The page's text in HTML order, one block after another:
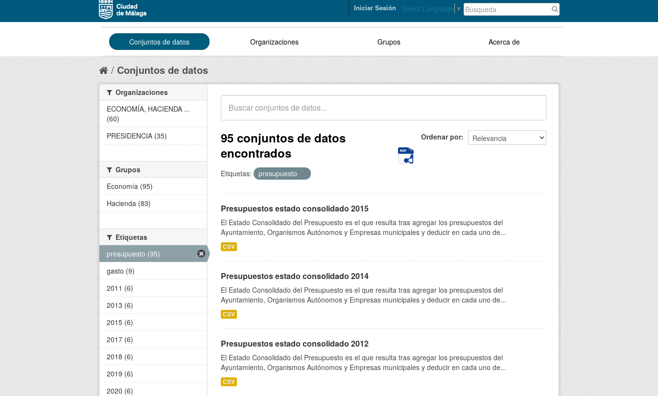
Select Language ▼
Iniciar Sesión
Conjuntos de datos Organizaciones Grupos Acerca de
Conjuntos de datos
Ordenar por
95 conjuntos de datos
encontrados
Etiquetas: presupuesto
Presupuestos estado consolidado 2015
El Estado Consolidado del Presupuesto es el que resulta tras agregar los presupuestos del
Ayuntamiento, Organismos Autónomos y Empresas municipales y deducir en cada uno de...
CSV
Presupuestos estado consolidado 2014
El Estado Consolidado del Presupuesto es el que resulta tras agregar los presupuestos del
Ayuntamiento, Organismos Autónomos y Empresas municipales y deducir en cada uno de...
CSV
Presupuestos estado consolidado 2012
El Estado Consolidado del Presupuesto es el que resulta tras agregar los presupuestos del
Ayuntamiento, Organismos Autónomos y Empresas municipales y deducir en cada uno de...
CSV
Organizaciones
ECONOMÍA, HACIENDA ...
(60)
PRESIDENCIA (35)
Grupos
Economía (95)
Hacienda (83)
Etiquetas
presupuesto (95)
gasto (9)
2011 (6)
2013 (6)
2015 (6)
2017 (6)
2018 (6)
2019 (6)
2020 (6)